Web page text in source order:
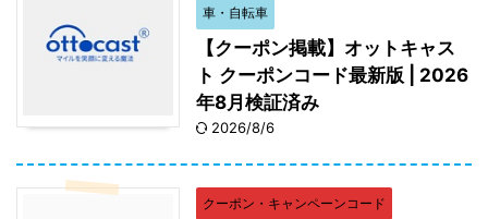
カット済 生ずわい蟹 0.8kg(800g×1パッ
ク)、 カット済 ボイルずわい蟹
1.6kg（800g×2パック）、 黒毛和牛 肩ロ
ーススライス すき焼き用 500g、 ロースト
毛和牛 サーロインステーキ 200g×2枚、
やまやの博多もつ鍋セット、 合鴨鍋セッ
200円割
引
車・自転車
【クーポン掲載】オットキャス
ト クーポンコード最新版 | 2026
年8月検証済み
2026/8/6
クーポン・キャンペーンコード